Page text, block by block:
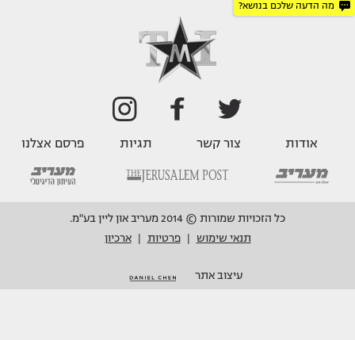
מה הדעה שלכם בנושא?
אודות צור קשר תגיות פרסם אצלנו
כל הזכויות שמורות © 2014 מעריב און ליין בע"מ.
תנאי שימוש
פרטיות ארכיון
עיצוב אתר